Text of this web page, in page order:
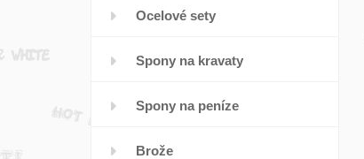
Ocelové sety
Spony na kravaty
Spony na peníze
Brože